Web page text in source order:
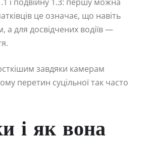
це означає, що навіть
а для досвідчених водіїв —
завдяки камерам
перетин суцільної так часто
і як вона